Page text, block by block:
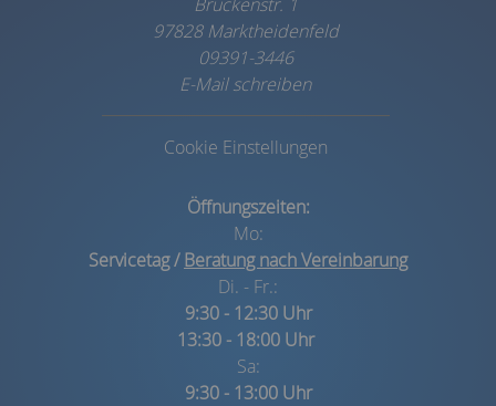
97828 Marktheidenfeld
09391-3446
E-Mail schreiben
Cookie Einstellungen
Öffnungszeiten:
Mo:
Servicetag /Beratung nach Vereinbarung
Di. - Fr.:
9:30 - 12:30 Uhr
13:30 - 18:00 Uhr
Sa:
9:30 - 13:00 Uhr